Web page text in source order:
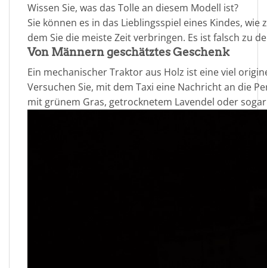
Wissen Sie, was das Tolle an diesem Modell ist?
Sie können es in das Lieblingsspiel eines Kindes,
dem Sie die meiste Zeit verbringen. Es ist falsch zu
Von Männern geschätztes Geschenk
Ein mechanischer Traktor aus Holz ist eine viel
Versuchen Sie, mit dem Taxi eine Nachricht an die
mit grünem Gras, getrocknetem Lavendel oder